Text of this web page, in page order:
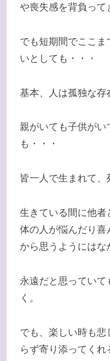
や喪失感を背負って
でも短期間でここ
いとしても・・・
基本、人は孤独な存
親がいても子供がい
も・・・
皆一人で生まれて、
生きている間に他者
体の人が悩んだり喜
から思うようにはな
永遠だと思ってい
く。
でも、楽しい時も
らず寄り添ってくれ